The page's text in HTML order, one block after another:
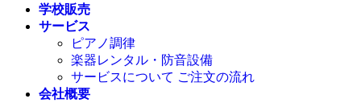
学校販売
サービス
ピアノ調律
楽器レンタル・防音設備
サービスについて ご注文の流れ
会社概要